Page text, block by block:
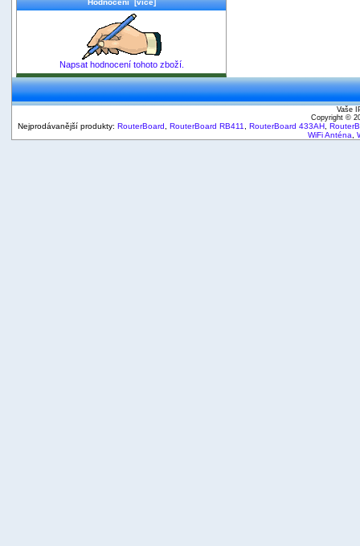
Hodnocení [více]
Napsat hodnocení tohoto zboží.
Vaše
Copyright ©
Nejprodávanější produkty: RouterBoard RouterBoard RB411 RouterBoard 433AH
WiFi Anténa